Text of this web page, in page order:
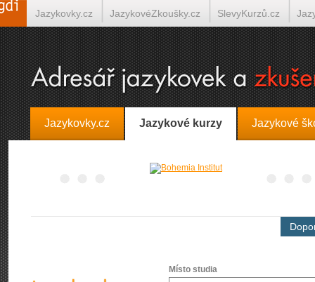
Jazykovky.cz Jazykové kurzy Jazykové
Místo studia
Jazykovky.cz JazykovéZkoušky.cz SlevyKurzů.cz
Španělština on-line Italština on-line Tlumočení-